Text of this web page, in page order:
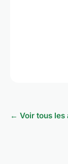
← Voir tous les